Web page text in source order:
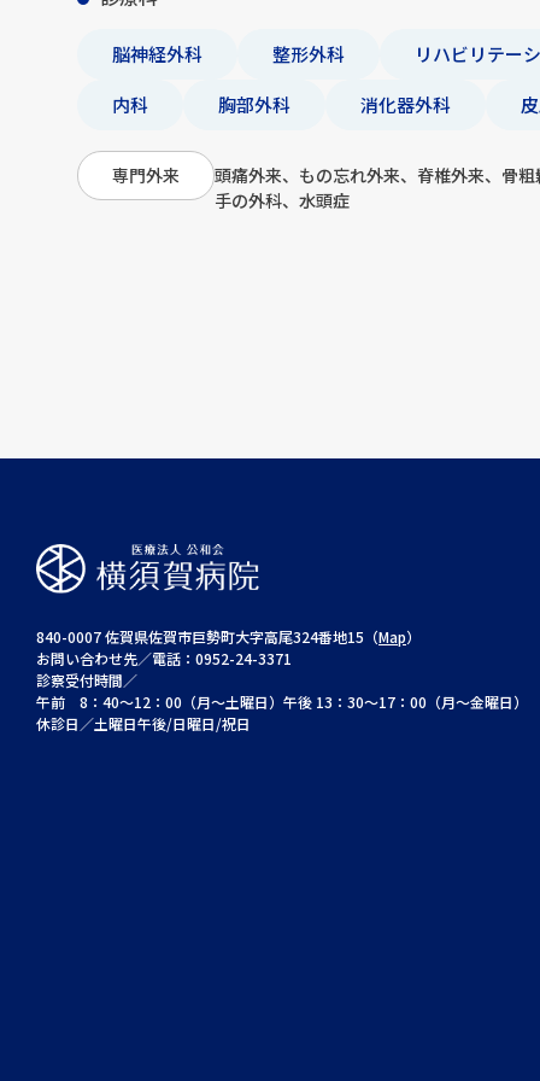
脳神経外科 整形外科
リハビリテー
内科
胸部外科 消化器外科
専門外来
頭痛外来、もの忘れ外来、脊椎外来、骨粗
手の外科、水頭症
840-0007 佐賀県佐賀市巨勢町大字高尾324番地15（Map）
お問い合わせ先／電話：0952-24-3371
診察受付時間／
午前 8：40～12：00（月～土曜日）午後 13：30～17：00（月～金曜日）
休診日／土曜日午後/日曜日/祝日